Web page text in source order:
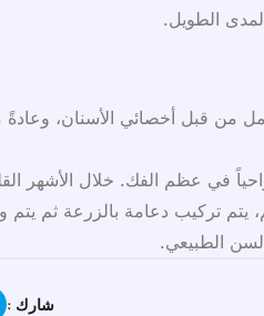
الطويل.
من قبل أخصائي الأسنان، وعادةً
في عظم الفك. خلال الأشهر
يتم تركيب دعامة بالزرعة ثم
الطبيعي.
شارك :